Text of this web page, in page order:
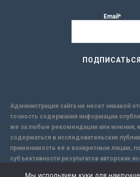
Email*
Администрация сайта не несет никакой
точность содержания информации
же за любые рекомендации или мнения,
содержаться в исследовательских
применимость её к конкретным лицам,
субъективности результатов авторских
Мы используем куки для